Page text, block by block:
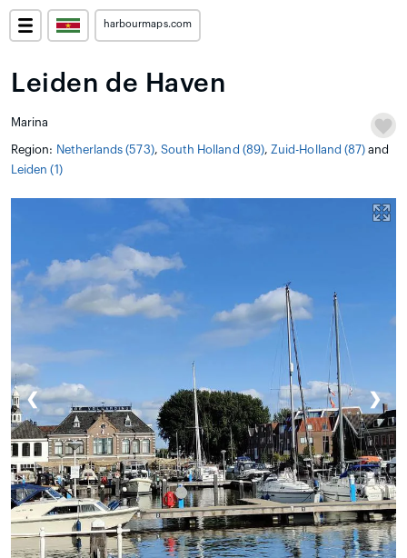
harbourmaps.com
Leiden de Haven
Marina
Region: Netherlands (573), South Holland (89),Zuid-Holland (87) and
Leiden (1)
❮ ❯